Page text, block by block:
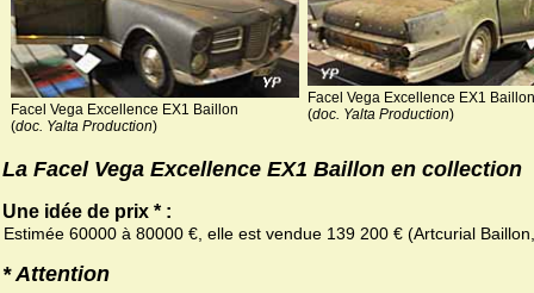
Facel Vega Excellence EX1 Baillon
(doc. Yalta Production)
Facel Vega Excellence EX1 Baillon
(doc. Yalta Production)
La Facel Vega Excellence EX1 Baillon en collection
Une idée de prix * :
Estimée 60000 à 80000 €, elle est vendue 139 200 € (Artcurial
* Attention